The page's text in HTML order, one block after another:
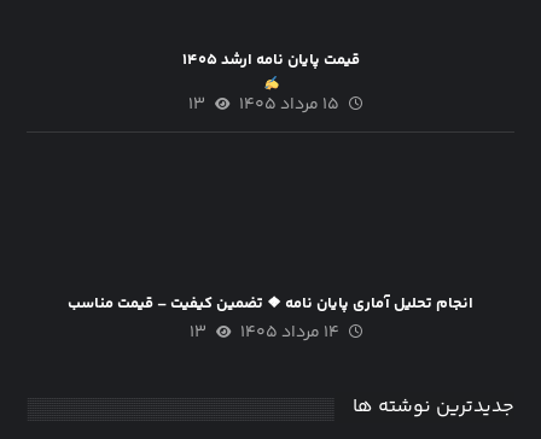
قیمت پایان نامه ارشد ۱۴۰۵
۱۵ مرداد ۱۴۰۵ ۱۳
انجام تحلیل آماری پایان نامه ❖ تضمین کیفیت – قیمت مناسب
۱۴ مرداد ۱۴۰۵ ۱۳
جدیدترین نوشته ها